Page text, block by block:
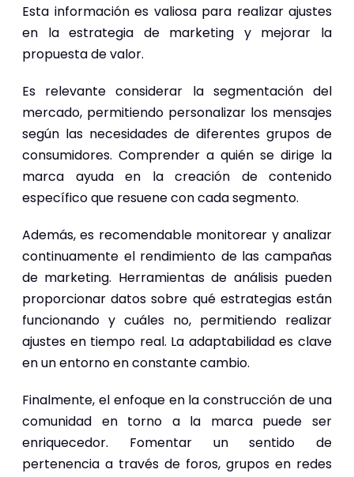
Esta información es valiosa para realizar ajustes
en la estrategia de marketing y mejorar la
propuesta de valor.
Es relevante considerar la segmentación del
mercado, permitiendo personalizar los mensajes
según las necesidades de diferentes grupos de
consumidores. Comprender a quién se dirige la
marca ayuda en la creación de contenido
específico que resuene con cada segmento.
Además, es recomendable monitorear y analizar
continuamente el rendimiento de las campañas
de marketing. Herramientas de análisis pueden
proporcionar datos sobre qué estrategias están
funcionando y cuáles no, permitiendo realizar
ajustes en tiempo real. La adaptabilidad es clave
en un entorno en constante cambio.
Finalmente, el enfoque en la construcción de una
comunidad en torno a la marca puede ser
enriquecedor. Fomentar un sentido de
pertenencia a través de foros, grupos en redes